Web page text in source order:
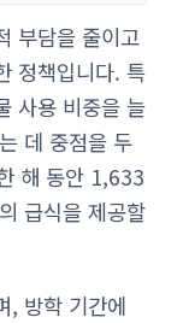
부담을 줄이고
정책입니다. 특
사용 비중을 늘
데 중점을 두
해 동안 1,633
급식을 제공할
, 방학 기간에